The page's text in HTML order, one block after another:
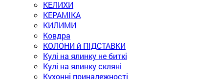
КЕЛИХИ
КЕРАМІКА
КИЛИМИ
Ковдра
КОЛОНИ й ПІДСТАВКИ
Кулі на ялинку не биткі
Кулі на ялинку скляні
Кухонні приналежності